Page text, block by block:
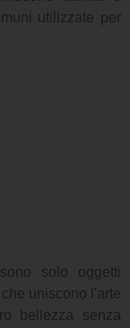
utilizzate per
solo oggetti
uniscono l'arte
bellezza senza